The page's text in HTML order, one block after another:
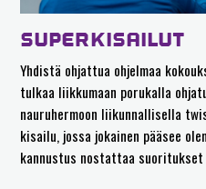
SUPERKISAILUT
Yhdistä ohjattua ohjelmaa
tulkaa liikkumaan porukalla
nauruhermoon liikunnallisella
kisailu, jossa jokainen pääsee
kannustus nostattaa